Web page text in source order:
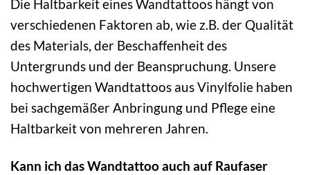
Die Haltbarkeit eines Wandtattoos hängt von
verschiedenen Faktoren ab, wie z.B. der Qualität
des Materials, der Beschaffenheit des
Untergrunds und der Beanspruchung. Unsere
hochwertigen Wandtattoos aus Vinylfolie haben
bei sachgemäßer Anbringung und Pflege eine
Haltbarkeit von mehreren Jahren.
Kann ich das Wandtattoo auch auf Raufaser